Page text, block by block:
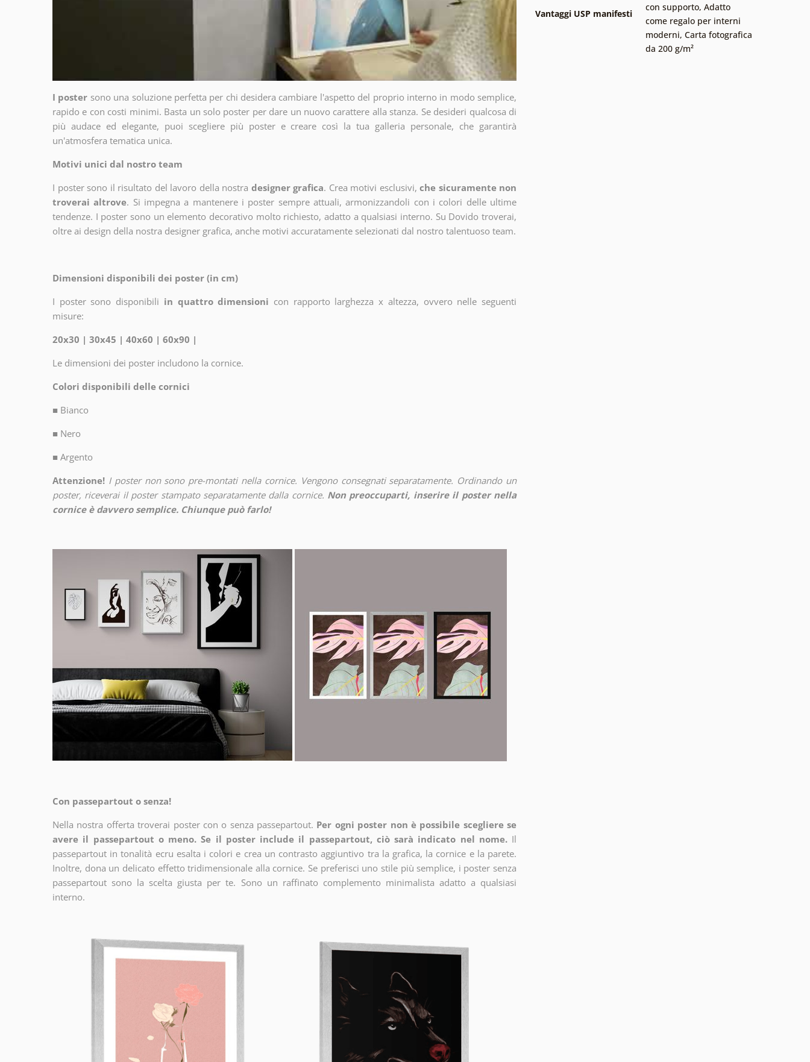
I poster sono una soluzione perfetta per chi desidera cambiare l'aspetto del proprio interno in modo semplice,
rapido e con costi minimi. Basta un solo poster per dare un nuovo carattere alla stanza. Se desideri qualcosa di
più audace ed elegante, puoi scegliere più poster e creare così la tua galleria personale, che garantirà
un'atmosfera tematica unica.
Motivi unici dal nostro team
I poster sono il risultato del lavoro della nostra designer grafica. Crea motivi esclusivi, che sicuramente non
troverai altrove. Si impegna a mantenere i poster sempre attuali, armonizzandoli con i colori delle ultime
tendenze. I poster sono un elemento decorativo molto richiesto, adatto a qualsiasi interno. Su Dovido troverai,
oltre ai design della nostra designer grafica, anche motivi accuratamente selezionati dal nostro talentuoso team.
Dimensioni disponibili dei poster (in cm)
I poster sono disponibili in quattro dimensioni con rapporto larghezza x altezza, ovvero nelle seguenti
misure:
20x30 | 30x45 | 40x60 | 60x90 |
Le dimensioni dei poster includono la cornice.
Colori disponibili delle cornici
■ Bianco
■ Nero
■ Argento
Attenzione! I poster non sono pre-montati nella cornice. Vengono consegnati separatamente. Ordinando un
poster, riceverai il poster stampato separatamente dalla cornice. Non preoccuparti, inserire il poster nella
cornice è davvero semplice. Chiunque può farlo!
Con passepartout o senza!
Nella nostra offerta troverai poster con o senza passepartout. Per ogni poster non è possibile scegliere se
avere il passepartout o meno. Se il poster include il passepartout, ciò sarà indicato nel nome. Il
passepartout in tonalità ecru esalta i colori e crea un contrasto aggiuntivo tra la grafica, la cornice e la parete.
Inoltre, dona un delicato effetto tridimensionale alla cornice. Se preferisci uno stile più semplice, i poster senza
passepartout sono la scelta giusta per te. Sono un raffinato complemento minimalista adatto a qualsiasi
interno.
Vantaggi USP manifesti
con supporto, Adatto
come regalo per interni
moderni, Carta fotografica
da 200 g/m²